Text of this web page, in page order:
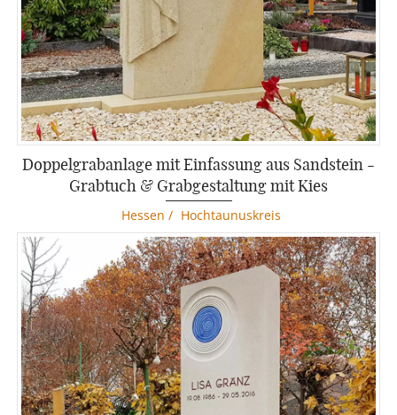
Doppelgrabanlage mit Einfassung aus Sandstein -
Grabtuch & Grabgestaltung mit Kies
Hessen / Hochtaunuskreis